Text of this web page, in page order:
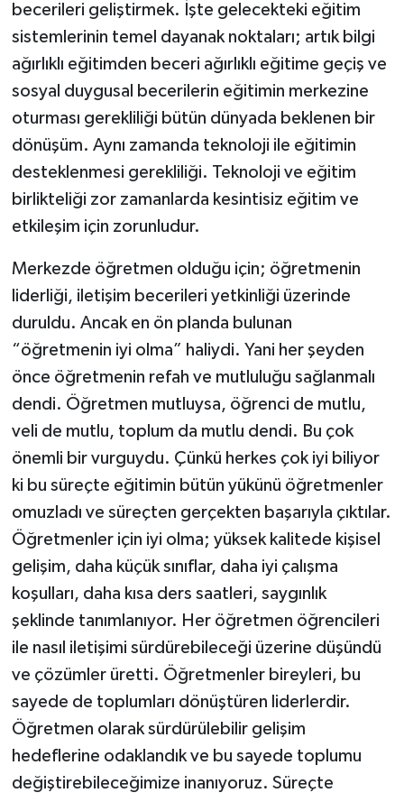
becerileri geliştirmek. İşte gelecekteki eğitim
sistemlerinin temel dayanak noktaları; artık bilgi
ağırlıklı eğitimden beceri ağırlıklı eğitime geçiş ve
sosyal duygusal becerilerin eğitimin merkezine
oturması gerekliliği bütün dünyada beklenen bir
dönüşüm. Aynı zamanda teknoloji ile eğitimin
desteklenmesi gerekliliği. Teknoloji ve eğitim
birlikteliği zor zamanlarda kesintisiz eğitim ve
etkileşim için zorunludur.
Merkezde öğretmen olduğu için; öğretmenin
liderliği, iletişim becerileri yetkinliği üzerinde
duruldu. Ancak en ön planda bulunan
“öğretmenin iyi olma” haliydi. Yani her şeyden
önce öğretmenin refah ve mutluluğu sağlanmalı
dendi. Öğretmen mutluysa, öğrenci de mutlu,
veli de mutlu, toplum da mutlu dendi. Bu çok
önemli bir vurguydu. Çünkü herkes çok iyi biliyor
ki bu süreçte eğitimin bütün yükünü öğretmenler
omuzladı ve süreçten gerçekten başarıyla çıktılar.
Öğretmenler için iyi olma; yüksek kalitede kişisel
gelişim, daha küçük sınıflar, daha iyi çalışma
koşulları, daha kısa ders saatleri, saygınlık
şeklinde tanımlanıyor. Her öğretmen öğrencileri
ile nasıl iletişimi sürdürebileceği üzerine düşündü
ve çözümler üretti. Öğretmenler bireyleri, bu
sayede de toplumları dönüştüren liderlerdir.
Öğretmen olarak sürdürülebilir gelişim
hedeflerine odaklandık ve bu sayede toplumu
değiştirebileceğimize inanıyoruz. Süreçte